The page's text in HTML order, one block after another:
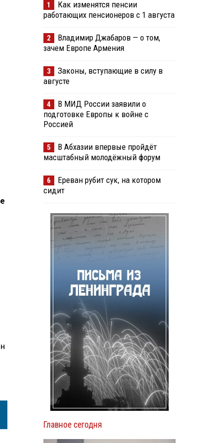
1
Как изменятся пенсии
работающих пенсионеров с 1 августа
2
Владимир Джабаров — о том,
зачем Европе Армения
3
Законы, вступающие в силу в
августе
4
В МИД России заявили о
подготовке Европы к войне с
Россией
5
В Абхазии впервые пройдёт
масштабный молодёжный форум
6
Ереван рубит сук, на котором
сидит
Главное сегодня